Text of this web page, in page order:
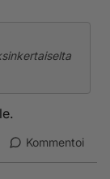
Kommentoi